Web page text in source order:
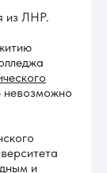
из ЛНР.
невозможно
и